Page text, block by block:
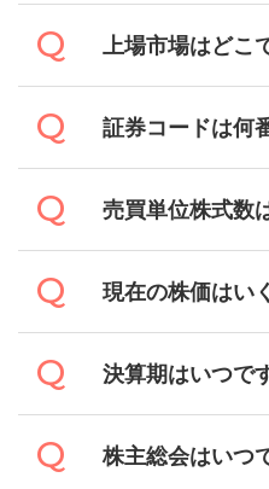
上場市場はどこ
証券コードは何
売買単位株式数
現在の株価はい
決算期はいつで
株主総会はいつ